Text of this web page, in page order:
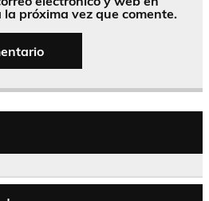
próxima vez que comente.